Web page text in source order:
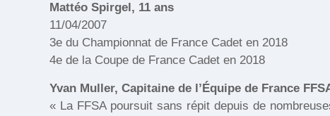
Mattéo Spirgel, 11 ans
11/04/2007
3e du Championnat de France Cadet en 2018
4e de la Coupe de France Cadet en 2018
Yvan Muller, Capitaine de l’Équipe de France
« La FFSA poursuit sans répit depuis de